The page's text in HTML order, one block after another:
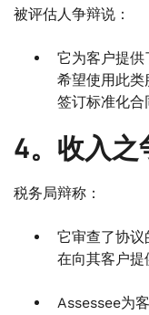
被评估人争辩说：
它为客户提
希望使用此类
签订标准化合
4。收入之
税务局辩称：
它审查了协议
在向其客户提
Assessee为